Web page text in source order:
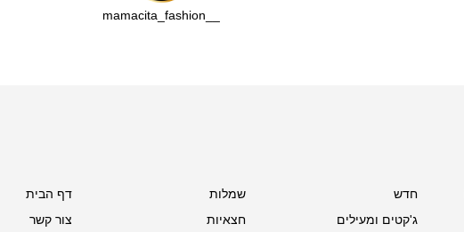
חדש
ג'קטים ומעילים
שמלות
חצאיות
דף הבית
צור קשר